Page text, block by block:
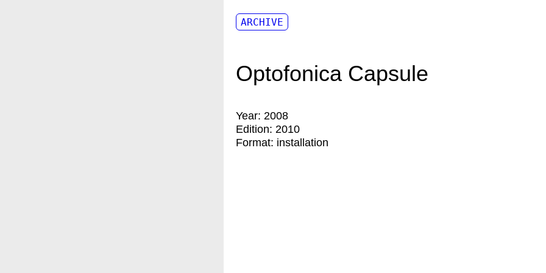
ARCHIVE
Optofonica Capsule
Year: 2008
Edition: 2010
Format: installation